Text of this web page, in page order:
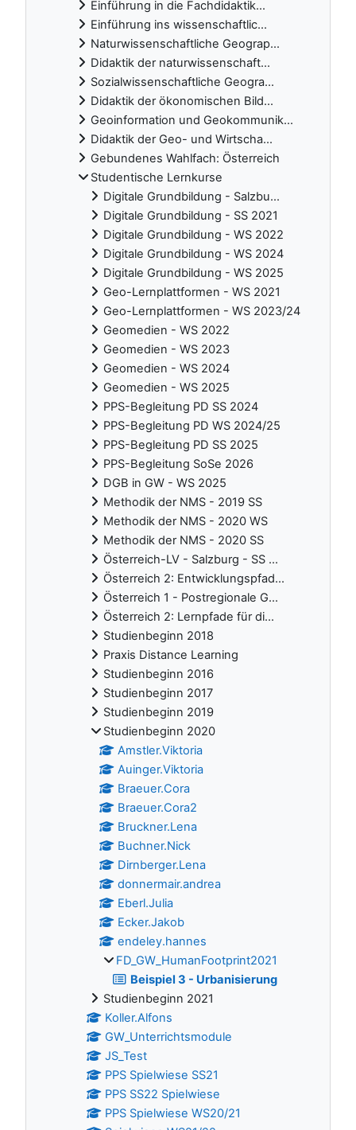
Einführung in die Fachdidaktik...
Einführung ins wissenschaftlic...
Naturwissenschaftliche Geograp...
Didaktik der naturwissenschaft...
Sozialwissenschaftliche Geogra...
Didaktik der ökonomischen Bild...
Geoinformation und Geokommunik...
Didaktik der Geo- und Wirtscha...
Gebundenes Wahlfach: Österreich
Studentische Lernkurse
Digitale Grundbildung - Salzbu...
Digitale Grundbildung - SS 2021
Digitale Grundbildung - WS 2022
Digitale Grundbildung - WS 2024
Digitale Grundbildung - WS 2025
Geo-Lernplattformen - WS 2021
Geo-Lernplattformen - WS 2023/24
Geomedien - WS 2022
Geomedien - WS 2023
Geomedien - WS 2024
Geomedien - WS 2025
PPS-Begleitung PD SS 2024
PPS-Begleitung PD WS 2024/25
PPS-Begleitung PD SS 2025
PPS-Begleitung SoSe 2026
DGB in GW - WS 2025
Methodik der NMS - 2019 SS
Methodik der NMS - 2020 WS
Methodik der NMS - 2020 SS
Österreich-LV - Salzburg - SS ...
Österreich 2: Entwicklungspfad...
Österreich 1 - Postregionale G...
Österreich 2: Lernpfade für di...
Studienbeginn 2018
Praxis Distance Learning
Studienbeginn 2016
Studienbeginn 2017
Studienbeginn 2019
Studienbeginn 2020
Amstler.Viktoria
Auinger.Viktoria
Braeuer.Cora
Braeuer.Cora2
Bruckner.Lena
Buchner.Nick
Dirnberger.Lena
donnermair.andrea
Eberl.Julia
Ecker.Jakob
endeley.hannes
FD_GW_HumanFootprint2021
Beispiel 3 - Urbanisierung
Studienbeginn 2021
Koller.Alfons
GW_Unterrichtsmodule
JS_Test
PPS Spielwiese SS21
PPS SS22 Spielwiese
PPS Spielwiese WS20/21